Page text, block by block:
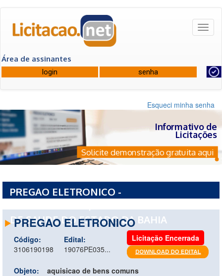
Área de assinantes
Esqueci minha senha
Informativo de
Licitações
Solicite demonstração gratuita aqui
PREGAO ELETRONICO -
DE SAUDE DO ESTADO DA BAHIA
PREGAO ELETRONICO
Código:
3106190198
Edital:
19076PE035...
Licitação Encerrada
Objeto: aquisicao de bens comuns